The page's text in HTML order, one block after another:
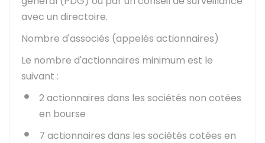
avec un directoire.
Nombre d'associés (appelés actionnaires)
Le nombre d'actionnaires minimum est le
suivant :
2 actionnaires dans les sociétés non cotées
en bourse
7 actionnaires dans les sociétés cotées en